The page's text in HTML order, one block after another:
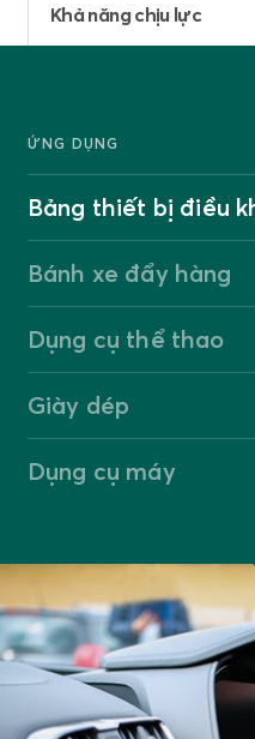
Bền bỉ, dẻo dai
ỨNG DỤNG
Bảng thiết bị điều
Bánh xe đẩy hàng
Dụng cụ thể thao
Giày dép
Dụng cụ máy